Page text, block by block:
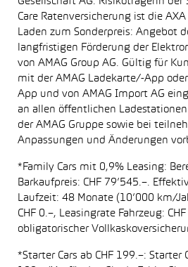
Care Ratenversicherung ist die
Laden zum Sonderpreis: Angebot
langfristigen Förderung der
von AMAG Group AG. Gültig für
mit der AMAG Ladekarte/-App
App und von AMAG Import AG
an allen öffentlichen
der AMAG Gruppe sowie bei
Anpassungen und Änderungen
*Family Cars mit 0,9% Leasing:
Barkaufpreis: CHF 79’545.–.
Laufzeit: 48 Monate (10’000 km/
CHF 0.–, Leasingrate Fahrzeug:
obligatorischer
*Starter Cars ab CHF 199.–: Starter